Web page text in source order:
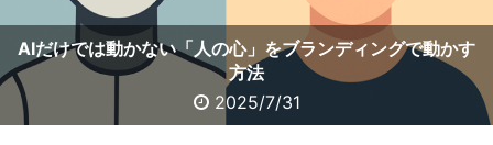
既存顧客5000人を活かす、保険会社設立という新規事業の
勝ち筋
2025/9/23
AIだけでは動かない「人の心」をブランディングで動かす
方法
2025/7/31
マーケティングにAI活用する前に「あの脚本」が必要な理
由
2025/4/15
激動の時代に勝ち残る企業の秘密：今こそブランディング
に投資すべき5つの理由
2025/4/7
貴社のマーケティングKPIが成果につながらない本当の理由
2025/3/29
「ブランディングの効果ってどう説明するの？」経営陣を
納得させる3つの対処法
2025/3/21
販促活動を代理店に丸投げしている会社の末路とは
2025/3/15
BtoB企業へのアドバイス：ポジショニングをおろそかにす
るな！
2025/3/8
ブランディングするのに大手企業のマネするな！
2025/1/26
中小企業にブランディングはいらないのウソ
2025/1/13